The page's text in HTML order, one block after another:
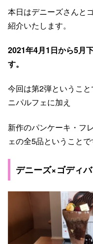
本日はデニーズさんと
紹介いたします。
2021年4月1日から5月
す。
今回は第2弾というこ
ニパルフェに加え
新作のパンケーキ・フ
ェの全5品ということで
デニーズ×ゴディ